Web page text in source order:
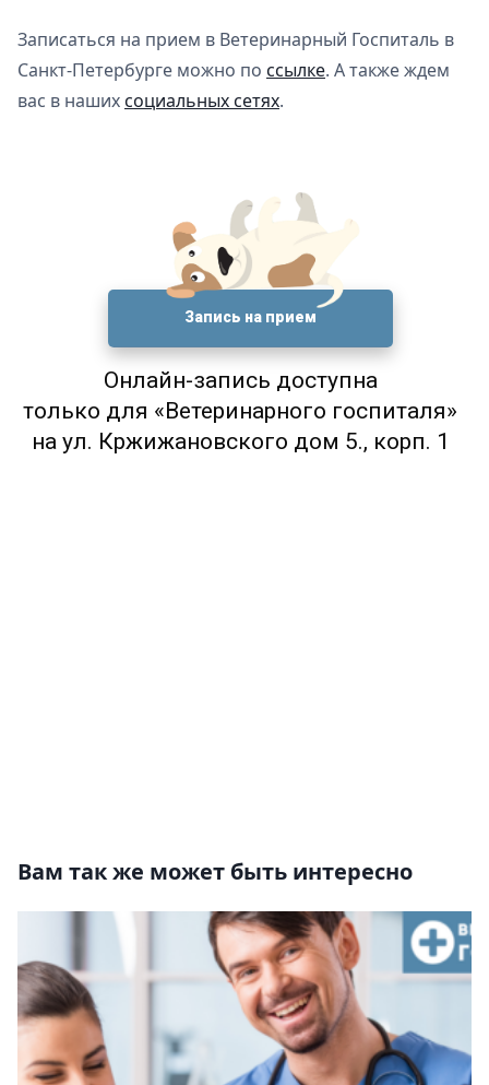
Записаться на прием в Ветеринарный Госпиталь в
Санкт-Петербурге можно по ссылке. А также ждем
вас в нашихсоциальных сетях.
Онлайн-запись доступна
только для «Ветеринарного госпиталя»
на ул. Кржижановского дом 5., корп. 1
Запись на прием
Вам так же может быть интересно